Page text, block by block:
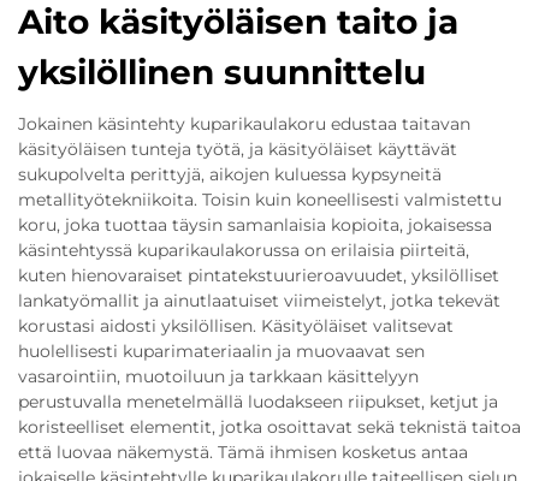
Aito käsityöläisen taito ja
yksilöllinen suunnittelu
Jokainen käsintehty kuparikaulakoru edustaa taitavan
käsityöläisen tunteja työtä, ja käsityöläiset käyttävät
sukupolvelta perittyjä, aikojen kuluessa kypsyneitä
metallityötekniikoita. Toisin kuin koneellisesti valmistettu
koru, joka tuottaa täysin samanlaisia kopioita, jokaisessa
käsintehtyssä kuparikaulakorussa on erilaisia piirteitä,
kuten hienovaraiset pintatekstuurieroavuudet, yksilölliset
lankatyömallit ja ainutlaatuiset viimeistelyt, jotka tekevät
korustasi aidosti yksilöllisen. Käsityöläiset valitsevat
huolellisesti kuparimateriaalin ja muovaavat sen
vasarointiin, muotoiluun ja tarkkaan käsittelyyn
perustuvalla menetelmällä luodakseen riipukset, ketjut ja
koristeelliset elementit, jotka osoittavat sekä teknistä taitoa
että luovaa näkemystä. Tämä ihmisen kosketus antaa